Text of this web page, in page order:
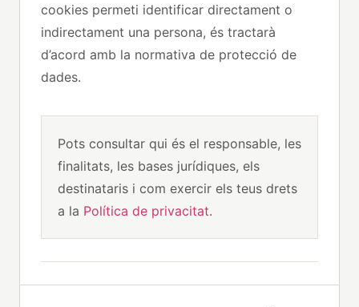
cookies permeti identificar directament o
indirectament una persona, és tractarà
d’acord amb la normativa de protecció de
dades.
Pots consultar qui és el responsable, les
finalitats, les bases jurídiques, els
destinataris i com exercir els teus drets
a la Política de privacitat.